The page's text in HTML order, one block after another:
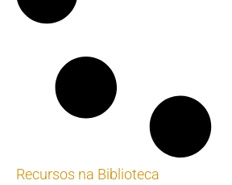
Recursos na Biblioteca